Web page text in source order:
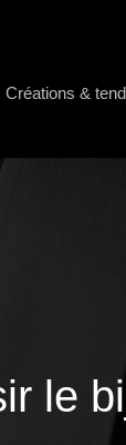
Créations &
le